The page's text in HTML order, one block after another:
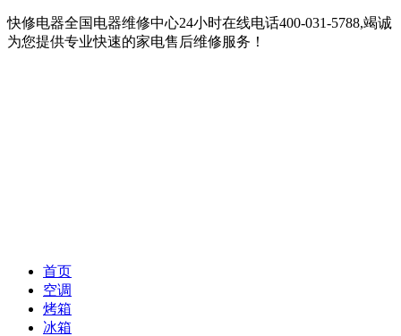
快修电器全国电器维修中心24小时在线电话400-031-5788,竭诚
为您提供专业快速的家电售后维修服务！
首页
空调
烤箱
冰箱